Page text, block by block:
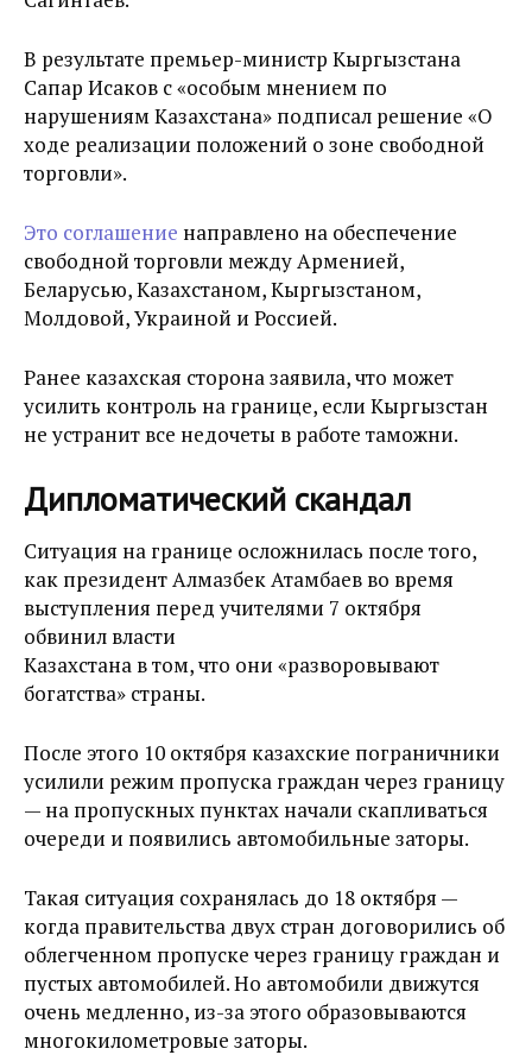
В результате премьер-министр Кыргызстана
Сапар Исаков с «особым мнением по
нарушениям Казахстана» подписал решение «О
ходе реализации положений о зоне свободной
торговли».
Это соглашение направлено на обеспечение
свободной торговли между Арменией,
Беларусью, Казахстаном, Кыргызстаном,
Молдовой, Украиной и Россией.
Ранее казахская сторона заявила, что может
усилить контроль на границе, если Кыргызстан
не устранит все недочеты в работе таможни.
Дипломатический скандал
Ситуация на границе осложнилась после того,
как президент Алмазбек Атамбаев во время
выступления перед учителями 7 октября
обвинил власти
Казахстана в том, что они «разворовывают
богатства» страны.
После этого 10 октября казахские пограничники
усилили режим пропуска граждан через границу
— на пропускных пунктах начали скапливаться
очереди и появились автомобильные заторы.
Такая ситуация сохранялась до 18 октября —
когда правительства двух стран договорились об
облегченном пропуске через границу граждан и
пустых автомобилей. Но автомобили движутся
очень медленно, из-за этого образовываются
многокилометровые заторы.